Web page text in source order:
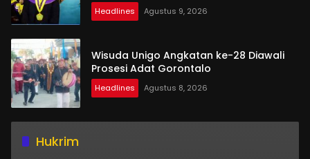
Headlines Agustus 9, 2026
Wisuda Unigo Angkatan ke-28 Diawali
Prosesi Adat Gorontalo
Headlines Agustus 8, 2026
Hukrim